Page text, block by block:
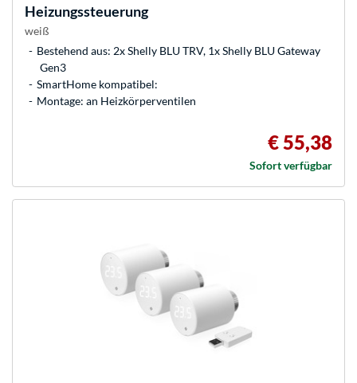
Heizungssteuerung
weiß
Bestehend aus: 2x Shelly BLU TRV, 1x Shelly BLU Gateway
Gen3
SmartHome kompatibel:
Montage: an Heizkörperventilen
€ 55,38
Sofort verfügbar